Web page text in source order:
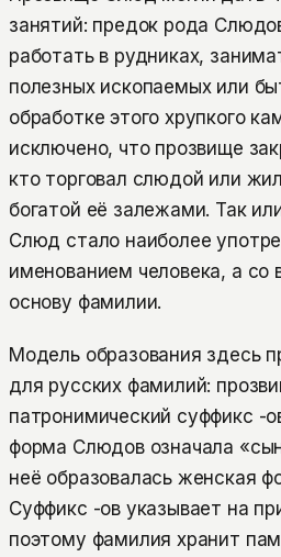
занятий: предок рода
работать в рудниках,
полезных ископаемых или
обработке этого хрупкого
исключено, что прозвище
кто торговал слюдой или
богатой её залежами. Так
Слюд стало наиболее
именованием человека, а со
основу фамилии.
Модель образования здесь
для русских фамилий:
патронимический суффикс -
форма Слюдов означала
неё образовалась женская
Суффикс -ов указывает на
поэтому фамилия хранит